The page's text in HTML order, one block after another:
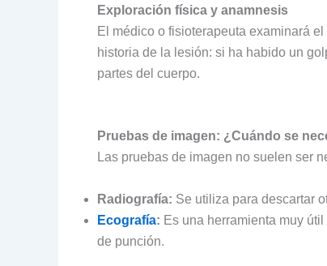
Exploración física y anamnesis
El médico o fisioterapeuta examinará
historia de la lesión: si ha habido un
partes del cuerpo.
Pruebas de imagen: ¿Cuándo se
Las pruebas de imagen no suelen ser
Radiografía: Se utiliza para descartar
Ecografía: Es una herramienta muy
de punción.